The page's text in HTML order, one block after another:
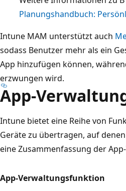
Planungshandbuch:
Intune MAM unterstützt auch
sodass Benutzer mehr als ein
App hinzufügen können,
erzwungen wird.
App-
Intune bietet eine Reihe von
Geräte zu übertragen, auf
eine Zusammenfassung der
App-Verwaltungsfunktion